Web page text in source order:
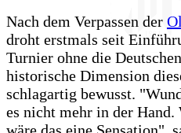
Nach dem Verpassen der
droht erstmals seit
Turnier ohne die
historische Dimension
schlagartig bewusst.
es nicht mehr in der
wäre das eine Sensation",